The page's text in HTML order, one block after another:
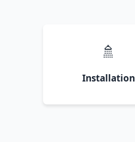
🚿
Installation